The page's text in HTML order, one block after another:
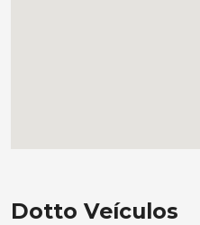
Dotto Veículos